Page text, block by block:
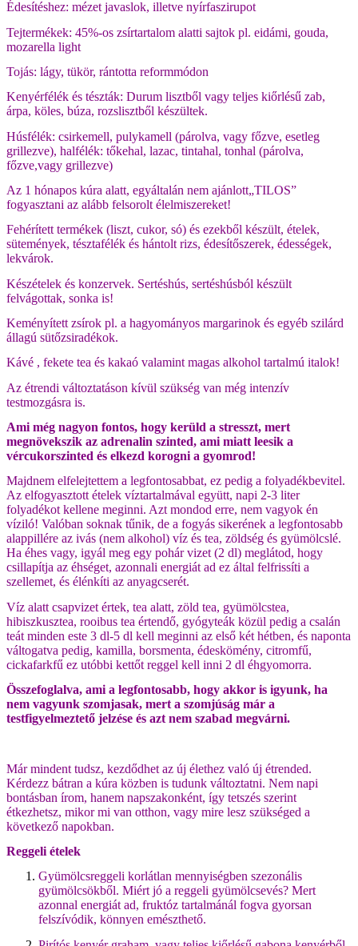
Édesítéshez: mézet javaslok, illetve nyírfaszirupot
Tejtermékek: 45%-os zsírtartalom alatti sajtok pl. eidámi, gouda,
mozarella light
Tojás: lágy, tükör, rántotta reformmódon
Kenyérfélék és tészták: Durum lisztből vagy teljes kiőrlésű zab,
árpa, köles, búza, rozslisztből készültek.
Húsfélék: csirkemell, pulykamell (párolva, vagy főzve, esetleg
grillezve), halfélék: tőkehal, lazac, tintahal, tonhal (párolva,
főzve,vagy grillezve)
Az 1 hónapos kúra alatt, egyáltalán nem ajánlott„TILOS”
fogyasztani az alább felsorolt élelmiszereket!
Fehérített termékek (liszt, cukor, só) és ezekből készült, ételek,
sütemények, tésztafélék és hántolt rizs, édesítőszerek, édességek,
lekvárok.
Készételek és konzervek. Sertéshús, sertéshúsból készült
felvágottak, sonka is!
Keményített zsírok pl. a hagyományos margarinok és egyéb szilárd
állagú sütőzsiradékok.
Kávé , fekete tea és kakaó valamint magas alkohol tartalmú italok!
Az étrendi változtatáson kívül szükség van még intenzív
testmozgásra is.
Ami még nagyon fontos, hogy kerüld a stresszt, mert
megnövekszik az adrenalin szinted, ami miatt leesik a
vércukorszinted és elkezd korogni a gyomrod!
Majdnem elfelejtettem a legfontosabbat, ez pedig a folyadékbevitel.
Az elfogyasztott ételek víztartalmával együtt, napi 2-3 liter
folyadékot kellene meginni. Azt mondod erre, nem vagyok én
víziló! Valóban soknak tűnik, de a fogyás sikerének a legfontosabb
alappillére az ivás (nem alkohol) víz és tea, zöldség és gyümölcslé.
Ha éhes vagy, igyál meg egy pohár vizet (2 dl) meglátod, hogy
csillapítja az éhséget, azonnali energiát ad ez által felfrissíti a
szellemet, és élénkíti az anyagcserét.
Víz alatt csapvizet értek, tea alatt, zöld tea, gyümölcstea,
hibiszkusztea, rooibus tea értendő, gyógyteák közül pedig a csalán
teát minden este 3 dl-5 dl kell meginni az első két hétben, és naponta
váltogatva pedig, kamilla, borsmenta, édeskömény, citromfű,
cickafarkfű ez utóbbi kettőt reggel kell inni 2 dl éhgyomorra.
Összefoglalva, ami a legfontosabb, hogy akkor is igyunk, ha
nem vagyunk szomjasak, mert a szomjúság már a
testfigyelmeztető jelzése és azt nem szabad megvárni.
Már mindent tudsz, kezdődhet az új élethez való új étrended.
Kérdezz bátran a kúra közben is tudunk változtatni. Nem napi
bontásban írom, hanem napszakonként, így tetszés szerint
étkezhetsz, mikor mi van otthon, vagy mire lesz szükséged a
következő napokban.
Reggeli ételek
Gyümölcsreggeli korlátlan mennyiségben szezonális
gyümölcsökből. Miért jó a reggeli gyümölcsevés? Mert
azonnal energiát ad, fruktóz tartalmánál fogva gyorsan
felszívódik, könnyen emészthető.